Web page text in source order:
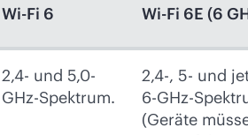
Wi-Fi 6 Wi-Fi 6E (6
2,4- und 5,0-
GHz-Spektrum.
2,4-, 5- und
6-GHz-
(Geräte